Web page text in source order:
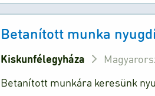
Betanított munka
Kiskunfélegyháza
Betanított munkára keresünk